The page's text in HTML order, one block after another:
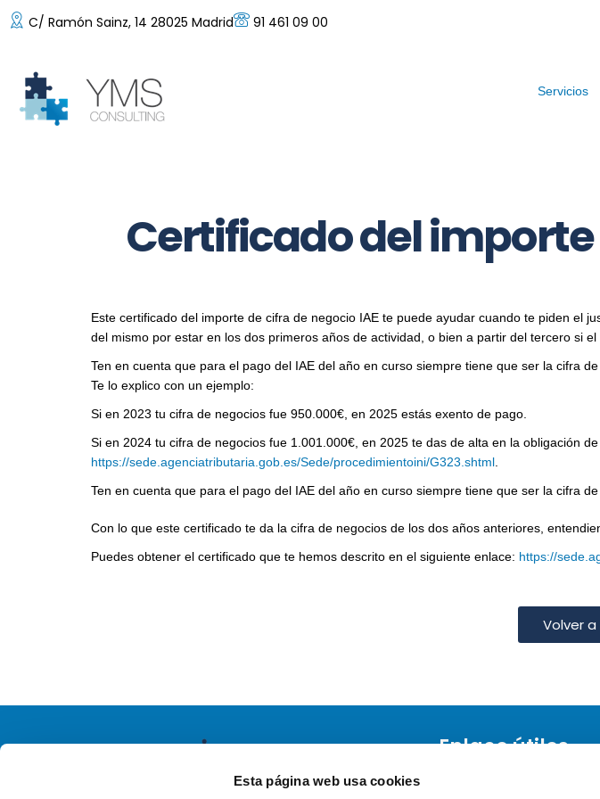
Esta página web usa cookies
C/ Ramón Sainz, 14 28025 Madrid 91 461 09 00
Servicios
Certificado del importe
Este certificado del importe de cifra de negocio IAE te puede ayudar cuando te piden el
del mismo por estar en los dos primeros años de actividad, o bien a partir del tercero si
Ten en cuenta que para el pago del IAE del año en curso siempre tiene que ser la cifra de
Te lo explico con un ejemplo:
Si en 2023 tu cifra de negocios fue 950.000€, en 2025 estás exento de pago.
Si en 2024 tu cifra de negocios fue 1.001.000€, en 2025 te das de alta en la obligación
https://sede.agenciatributaria.gob.es/Sede/procedimientoini/G323.shtml
Ten en cuenta que para el pago del IAE del año en curso siempre tiene que ser la cifra de
Con lo que este certificado te da la cifra de negocios de los dos años anteriores,
Puedes obtener el certificado que te hemos descrito en el siguiente enlace: https://
Volver a
Enlace útiles